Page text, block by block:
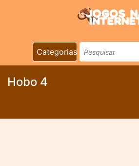
Categorias
Hobo 4